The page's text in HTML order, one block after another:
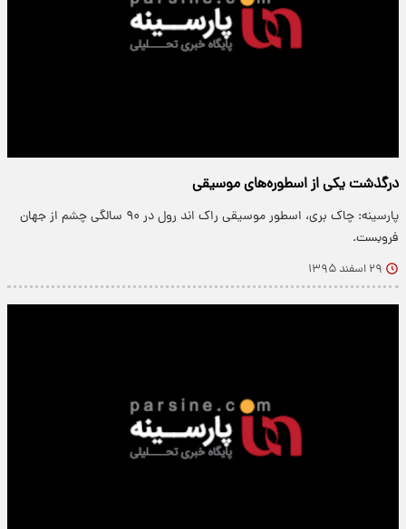
درگذشت یکی از اسطوره‌های موسیقی
پارسینه: چاک بری، اسطور موسیقی راک‌ اند‌ رول در ۹۰ سالگی چشم از جهان
فروبست.
۲۹ اسفند ۱۳۹۵